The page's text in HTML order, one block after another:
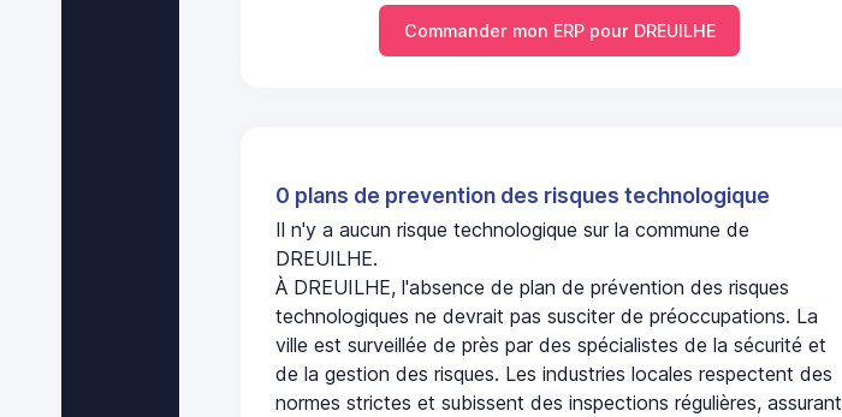
Commander mon ERP pour DREUILHE
0 plans de prevention des risques technologique
Il n'y a aucun risque technologique sur la commune de
DREUILHE.
À DREUILHE, l'absence de plan de prévention des risques
technologiques ne devrait pas susciter de préoccupations. La
ville est surveillée de près par des spécialistes de la sécurité et
de la gestion des risques. Les industries locales respectent des
normes strictes et subissent des inspections régulières, assurant